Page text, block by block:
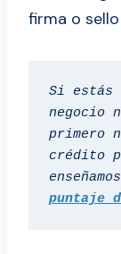
firma o
Si estás
negocio
primero
crédito
puntaje